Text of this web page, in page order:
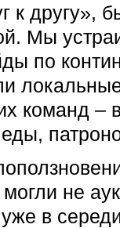
к другу»,
Мы
по
команд –
не
в